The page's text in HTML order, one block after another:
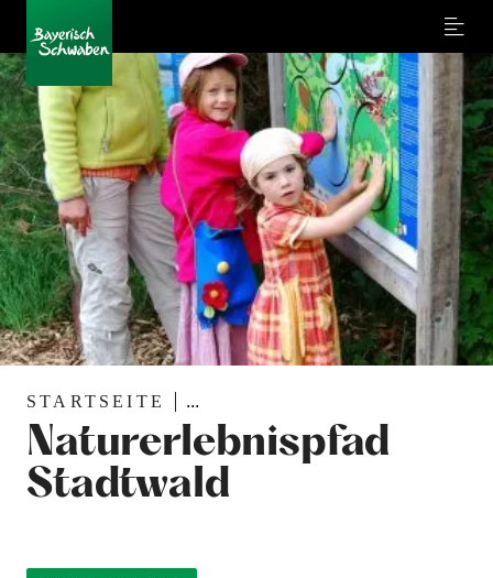
Menu
STARTSEITE ...
Naturerlebnispfad
Stadtwald